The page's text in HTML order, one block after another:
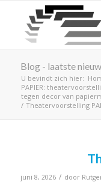
Blog - laatste
U bevindt zich hier:
PAPIER:
tegen decor van
/ Theatervoorstelling
juni 8, 2026 / door